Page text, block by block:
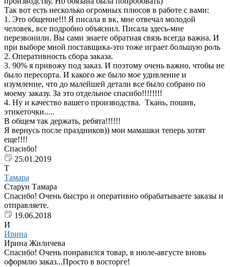
Так вот есть несколько огромных плюсов в работе с вами:
1. Это общение!!! Я писала в вк, мне отвечал молодой
человек, все подробно объяснил. Писала здесь-мне
перезвонили. Вы сами знаете обратная связь всегда важна. И
при выборе мной поставщика-это тоже играет большую роль
2. Оперативность сбора заказа.
3. 90% я привожу под заказ. И поэтому очень важно, чтобы не
было пересорта. И какого же было мое удивление и
изумление, что до малейшей детали все было собрано по
моему заказу. За это отдельное спасибо!!!!!!!!
4. Ну и качество вашего производства. Ткань, пошив,
этикеточки.....
В общем так держать, ребята!!!!!!
Я вернусь после праздников)) мои мамашки теперь хотят
еще!!!!
Спасибо!
25.01.2019
Т
Тамара
Старун Тамара
Спасибо! Очень быстро и оперативно обрабатываете заказы и
отправляете.
19.06.2018
И
Ирина
Ирина Жиличева
Спасибо! Очень понравился товар, в июле-августе вновь
оформлю заказ...Просто в восторге!